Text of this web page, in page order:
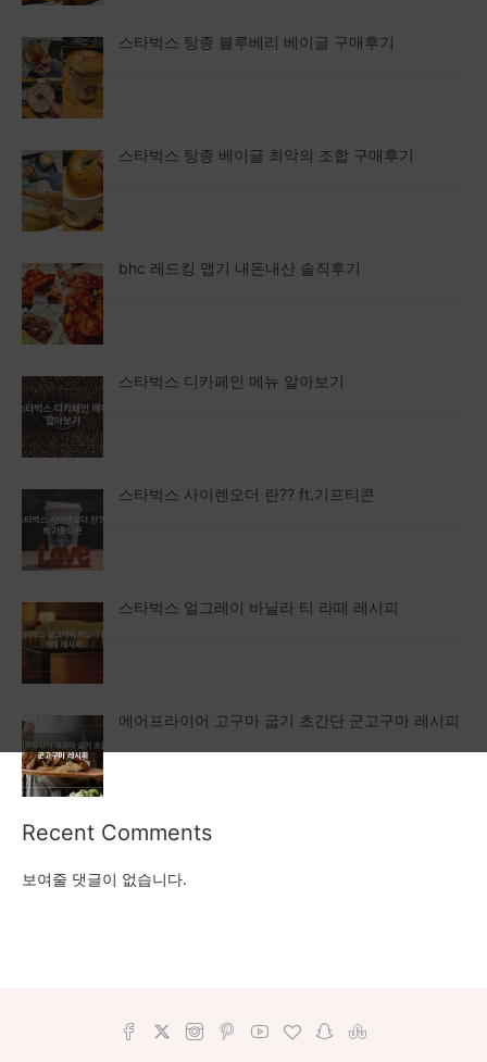
스타벅스 탕종 블루베리 베이글 구매후기
스타벅스 탕종 베이글 최악의 조합 구매후기
bhc 레드킹 맵기 내돈내산 솔직후기
스타벅스 디카페인 메뉴 알아보기
스타벅스 사이렌오더 란?? ft.기프티콘
스타벅스 얼그레이 바닐라 티 라떼 레시피
에어프라이어 고구마 굽기 초간단 군고구마 레시피
Recent Comments
보여줄 댓글이 없습니다.